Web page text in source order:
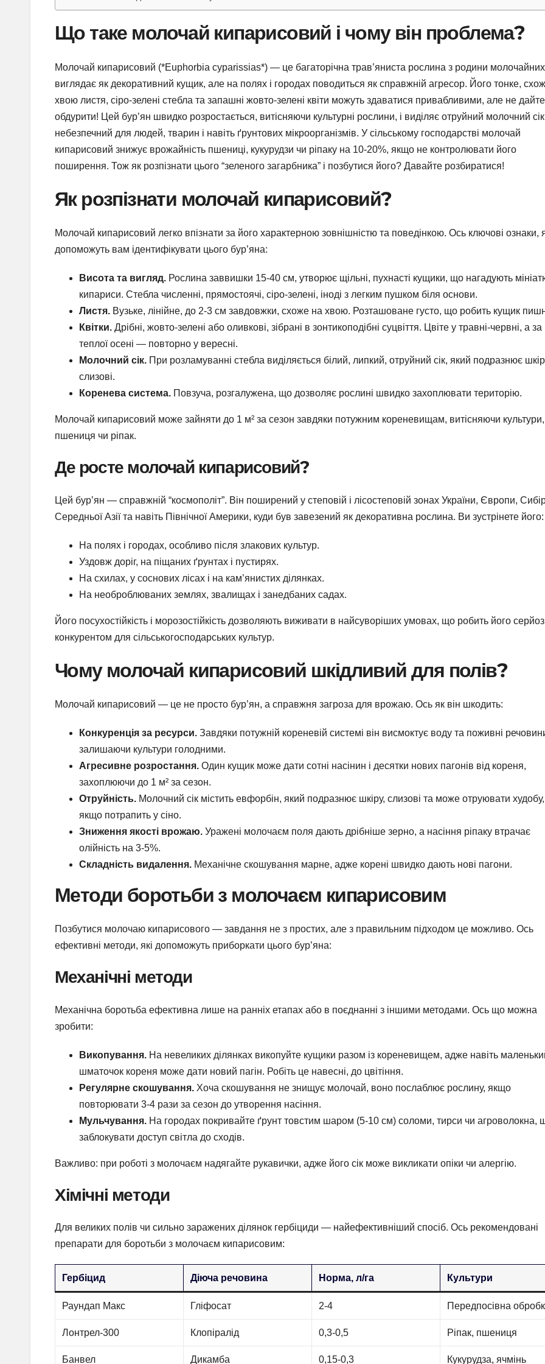
Що таке молочай кипарисовий і чому він проблема?
Молочай кипарисовий (*Euphorbia cyparissias*) — це багаторічна трав’яниста рослина з родини
виглядає як декоративний кущик, але на полях і городах поводиться як справжній агресор. Його тонке,
хвою листя, сіро-зелені стебла та запашні жовто-зелені квіти можуть здаватися привабливими, але не
обдурити! Цей бур’ян швидко розростається, витісняючи культурні рослини, і виділяє отруйний молочний
небезпечний для людей, тварин і навіть ґрунтових мікроорганізмів. У сільському господарстві молочай
кипарисовий знижує врожайність пшениці, кукурудзи чи ріпаку на 10-20%, якщо не контролювати його
поширення. Тож як розпізнати цього “зеленого загарбника” і позбутися його? Давайте розбиратися!
Як розпізнати молочай кипарисовий?
Молочай кипарисовий легко впізнати за його характерною зовнішністю та поведінкою. Ось ключові ознаки,
допоможуть вам ідентифікувати цього бур’яна:
Висота та вигляд. Рослина заввишки 15-40 см, утворює щільні, пухнасті кущики, що нагадують
кипариси. Стебла численні, прямостоячі, сіро-зелені, іноді з легким пушком біля основи.
Листя. Вузьке, лінійне, до 2-3 см завдовжки, схоже на хвою. Розташоване густо, що робить кущик
Квітки. Дрібні, жовто-зелені або оливкові, зібрані в зонтикоподібні суцвіття. Цвіте у травні-червні, а за
теплої осені — повторно у вересні.
Молочний сік. При розламуванні стебла виділяється білий, липкий, отруйний сік, який подразнює
слизові.
Коренева система. Повзуча, розгалужена, що дозволяє рослині швидко захоплювати територію.
Молочай кипарисовий може зайняти до 1 м² за сезон завдяки потужним кореневищам, витісняючи
пшениця чи ріпак.
Де росте молочай кипарисовий?
Цей бур’ян — справжній “космополіт”. Він поширений у степовій і лісостеповій зонах України, Європи,
Середньої Азії та навіть Північної Америки, куди був завезений як декоративна рослина. Ви зустрінете його:
На полях і городах, особливо після злакових культур.
Уздовж доріг, на піщаних ґрунтах і пустирях.
На схилах, у соснових лісах і на кам’янистих ділянках.
На необроблюваних землях, звалищах і занедбаних садах.
Його посухостійкість і морозостійкість дозволяють виживати в найсуворіших умовах, що робить його
конкурентом для сільськогосподарських культур.
Чому молочай кипарисовий шкідливий для полів?
Молочай кипарисовий — це не просто бур’ян, а справжня загроза для врожаю. Ось як він шкодить:
Конкуренція за ресурси. Завдяки потужній кореневій системі він висмоктує воду та поживні
залишаючи культури голодними.
Агресивне розростання. Один кущик може дати сотні насінин і десятки нових пагонів від кореня,
захоплюючи до 1 м² за сезон.
Отруйність. Молочний сік містить евфорбін, який подразнює шкіру, слизові та може отруювати худобу,
якщо потрапить у сіно.
Зниження якості врожаю. Уражені молочаєм поля дають дрібніше зерно, а насіння ріпаку втрачає
олійність на 3-5%.
Складність видалення. Механічне скошування марне, адже корені швидко дають нові пагони.
Методи боротьби з молочаєм кипарисовим
Позбутися молочаю кипарисового — завдання не з простих, але з правильним підходом це можливо. Ось
ефективні методи, які допоможуть приборкати цього бур’яна:
Механічні методи
Механічна боротьба ефективна лише на ранніх етапах або в поєднанні з іншими методами. Ось що можна
зробити:
Викопування. На невеликих ділянках викопуйте кущики разом із кореневищем, адже навіть
шматочок кореня може дати новий пагін. Робіть це навесні, до цвітіння.
Регулярне скошування. Хоча скошування не знищує молочай, воно послаблює рослину, якщо
повторювати 3-4 рази за сезон до утворення насіння.
Мульчування. На городах покривайте ґрунт товстим шаром (5-10 см) соломи, тирси чи агроволокна,
заблокувати доступ світла до сходів.
Важливо: при роботі з молочаєм надягайте рукавички, адже його сік може викликати опіки чи алергію.
Хімічні методи
Для великих полів чи сильно заражених ділянок гербіциди — найефективніший спосіб. Ось рекомендовані
препарати для боротьби з молочаєм кипарисовим:
Гербіцид Діюча речовина Норма, л/га Культури
Раундап Макс Гліфосат 2-4 Передпосівна
Лонтрел-300 Клопіралід 0,3-0,5 Ріпак, пшениця
Банвел Дикамба 0,15-0,3 Кукурудза, ячмінь